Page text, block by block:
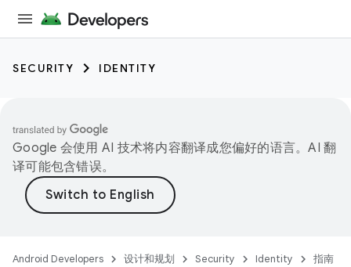
SECURITY IDENTITY
Google 会使用 AI 技术将内容翻译成您偏好的语言。AI 翻
译可能包含错误。
Android Developers 设计和规划 Security Identity 指南